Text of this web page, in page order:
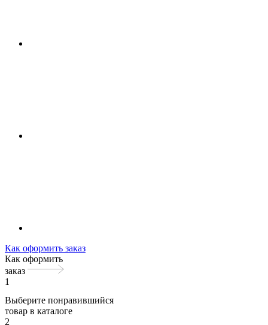
Как оформить заказ
Как оформить
заказ
1
Выберите понравившийся
товар в каталоге
2